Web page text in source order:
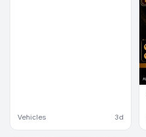
Vehicles 3d